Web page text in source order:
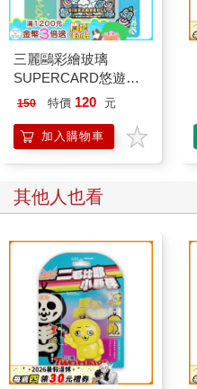
三麗鷗彩繪玻璃
SUPERCARD悠遊卡-
大耳狗【受託代銷】
150 特價 120 元
加入購物車
其他人也看